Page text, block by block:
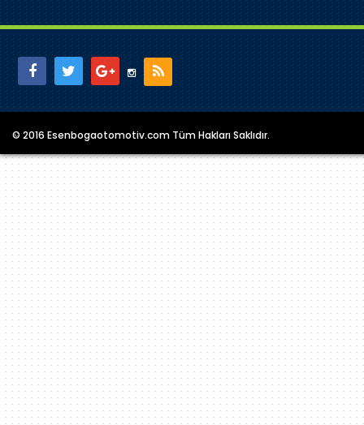
© 2016 Esenbogaotomotiv.com Tüm Hakları Saklıdır.